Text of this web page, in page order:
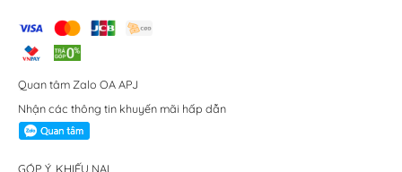
Quan tâm Zalo OA APJ
Nhận các thông tin khuyến mãi hấp dẫn
GÓP Ý, KHIẾU NẠI